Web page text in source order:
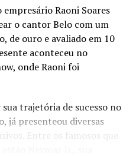
Raoni Soares
o cantor Belo com um
de ouro e avaliado em 10
aconteceu no
onde Raoni foi
trajetória de sucesso no
já presenteou diversas
Entre os famosos que